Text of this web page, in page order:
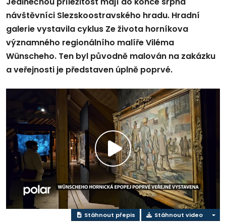
návštěvníci Slezskoostravského hradu. Hradní
galerie vystavila cyklus Ze života horníkova
významného regionálního malíře Viléma
Wünscheho. Ten byl původně malován na zakázku
a veřejnosti je představen úplně poprvé.
Přehrát
video
Stáhnout přepis Stáhnout video